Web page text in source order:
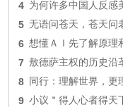
4 为何许多中国人反感
5 无语问苍天，苍天问
6 想懂ＡＩ先了解原理
7 敖德萨主权的历史沿
8 同行：理解世界，更
9 小议＂得人心者得天